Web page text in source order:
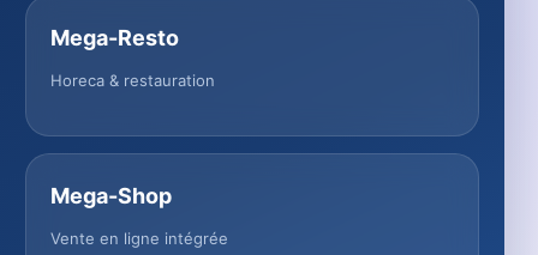
Mega-Resto
Horeca & restauration
Mega-Shop
Vente en ligne intégrée